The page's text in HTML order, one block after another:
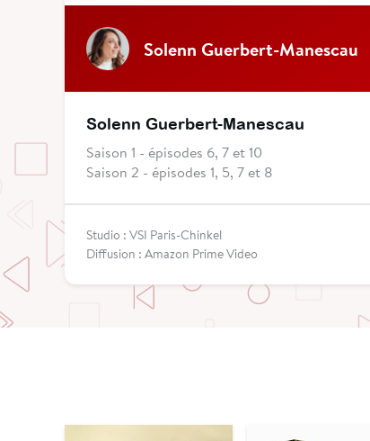
Solenn Guerbert-Manescau
Solenn Guerbert-Manescau
Saison 1 - épisodes 6, 7 et 10
Saison 2 - épisodes 1, 5, 7 et 8
Studio : VSI Paris-Chinkel
Diffusion : Amazon Prime Video